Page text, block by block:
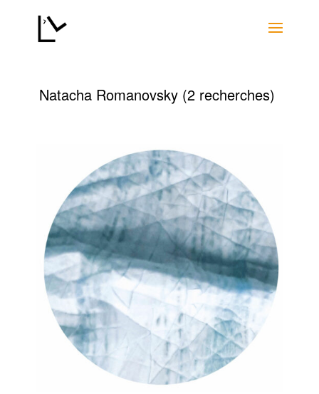
Natacha Romanovsky(2 recherches)